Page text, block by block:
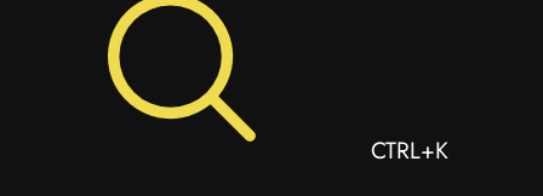
CTRL+K